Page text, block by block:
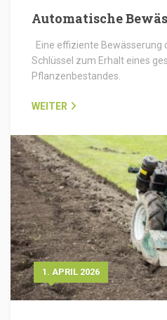
Automatische
Eine effiziente Bewässerung
Schlüssel zum Erhalt eines
Pflanzenbestandes.
WEITER
1. APRIL 2026